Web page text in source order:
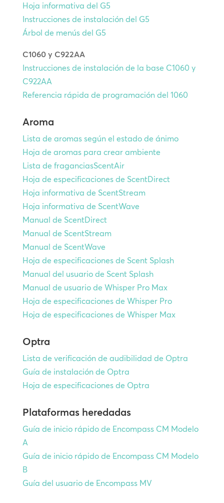
Hoja informativa del G5
Instrucciones de instalación del G5
Árbol de menús del G5
C1060 y C922AA
Instrucciones de instalación de la base C1060 y
C922AA
Referencia rápida de programación del 1060
Aroma
Lista de aromas según el estado de ánimo
Hoja de aromas para crear ambiente
Lista de fraganciasScentAir
Hoja de especificaciones de ScentDirect
Hoja informativa de ScentStream
Hoja informativa de ScentWave
Manual de ScentDirect
Manual de ScentStream
Manual de ScentWave
Hoja de especificaciones de Scent Splash
Manual del usuario de Scent Splash
Manual de usuario de Whisper Pro Max
Hoja de especificaciones de Whisper Pro
Hoja de especificaciones de Whisper Max
Optra
Lista de verificación de audibilidad de Optra
Guía de instalación de Optra
Hoja de especificaciones de Optra
Plataformas heredadas
Guía de inicio rápido de Encompass CM Modelo
A
Guía de inicio rápido de Encompass CM Modelo
B
Guía del usuario de Encompass MV